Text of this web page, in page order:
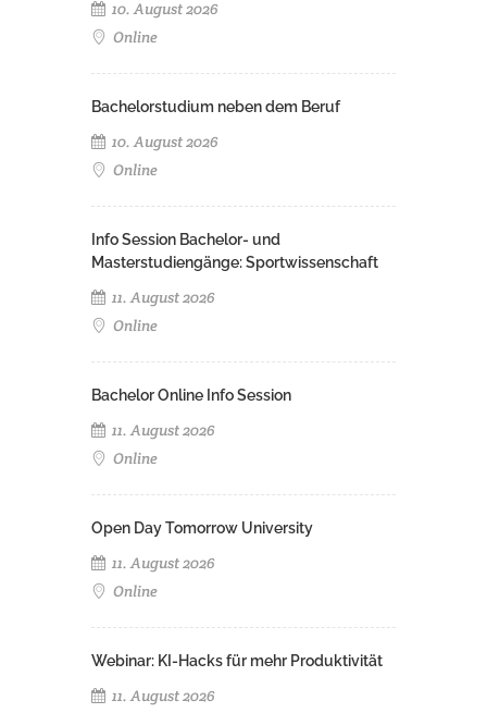
10. August 2026
Online
Bachelorstudium neben dem Beruf
10. August 2026
Online
Info Session Bachelor- und
Masterstudiengänge: Sportwissenschaft
11. August 2026
Online
Bachelor Online Info Session
11. August 2026
Online
Open Day Tomorrow University
11. August 2026
Online
Webinar: KI-Hacks für mehr Produktivität
11. August 2026